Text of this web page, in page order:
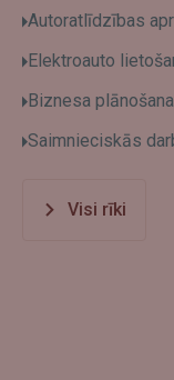
Autoratlīdzības
Elektroauto
Biznesa
Saimnieciskās
Visi rīki